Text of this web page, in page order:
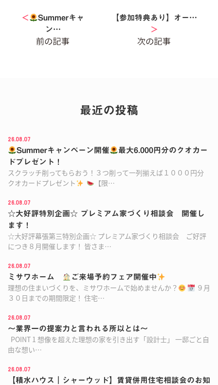
＜
Summerキャ
ン…
【参加特典あり】オー…
＞
最近の投稿
26.08.07
Summerキャンペーン開催
最大6.000円分のクオカー
ドプレゼント！
スクラッチ削ってもらおう！３つ削って一列揃えば１０００円分
クオカードプレゼント
【限…
26.08.07
☆大好評特別企画☆ プレミアム家づくり相談会 開催し
ます！
☆大好評幕張第三特別企画☆ プレミアム家づくり相談会 ご好評
につき８月開催します！ 皆さま…
26.08.07
ミサワホーム
ご来場予約フェア開催中
理想の住まいづくりを、ミサワホームで始めませんか？
９月
３０日までの期間限定！ 住宅…
26.08.07
～業界一の提案力と言われる所以とは～
POINT 1 想像を超えた理想の家を引き出す「設計士」 一邸ごと自
由な想い…
26.08.07
【積水ハウス｜シャーウッド】賃貸併用住宅相談会のお知